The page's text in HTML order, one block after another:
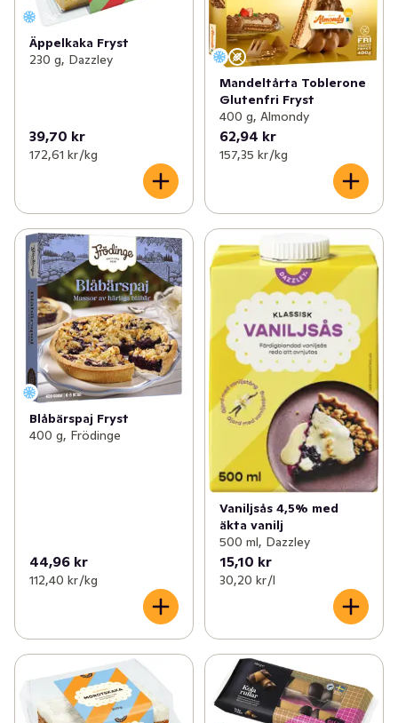
Äppelkaka Fryst
230 g, Dazzley
39,70 kr
172,61 kr /kg
Mandeltårta Toblerone
Glutenfri Fryst
400 g, Almondy
62,94 kr
157,35 kr /kg
Blåbärspaj Fryst
400 g, Frödinge
44,96 kr
112,40 kr /kg
Vaniljsås 4,5% med
äkta vanilj
500 ml, Dazzley
15,10 kr
30,20 kr /l